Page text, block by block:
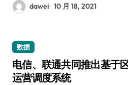
dawei 10 月 18, 2021
数据
电信、联通共同推出基于
运营调度系统